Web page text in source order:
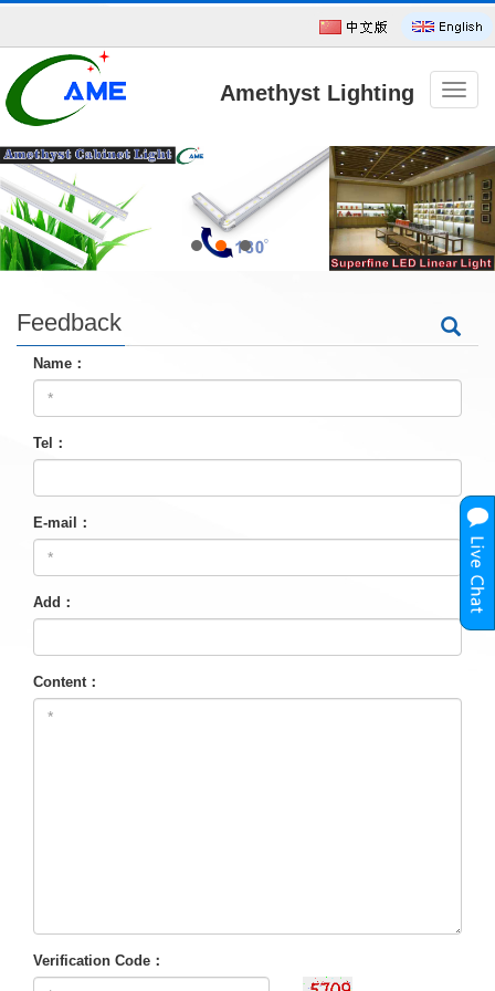
导
航
单
Amethyst Lighting
Technology CO.,Ltd
Feedback
Name：
Tel：
E-mail：
Add：
Content：
Verification Code：